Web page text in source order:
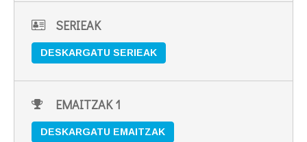
SERIEAK
DESKARGATU SERIEAK
EMAITZAK 1
DESKARGATU EMAITZAK